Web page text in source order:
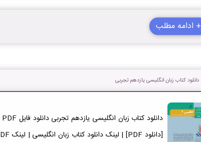
+ ادامه مطلب
دانلود کتاب زبان انگلیسی یازدهم تجربی